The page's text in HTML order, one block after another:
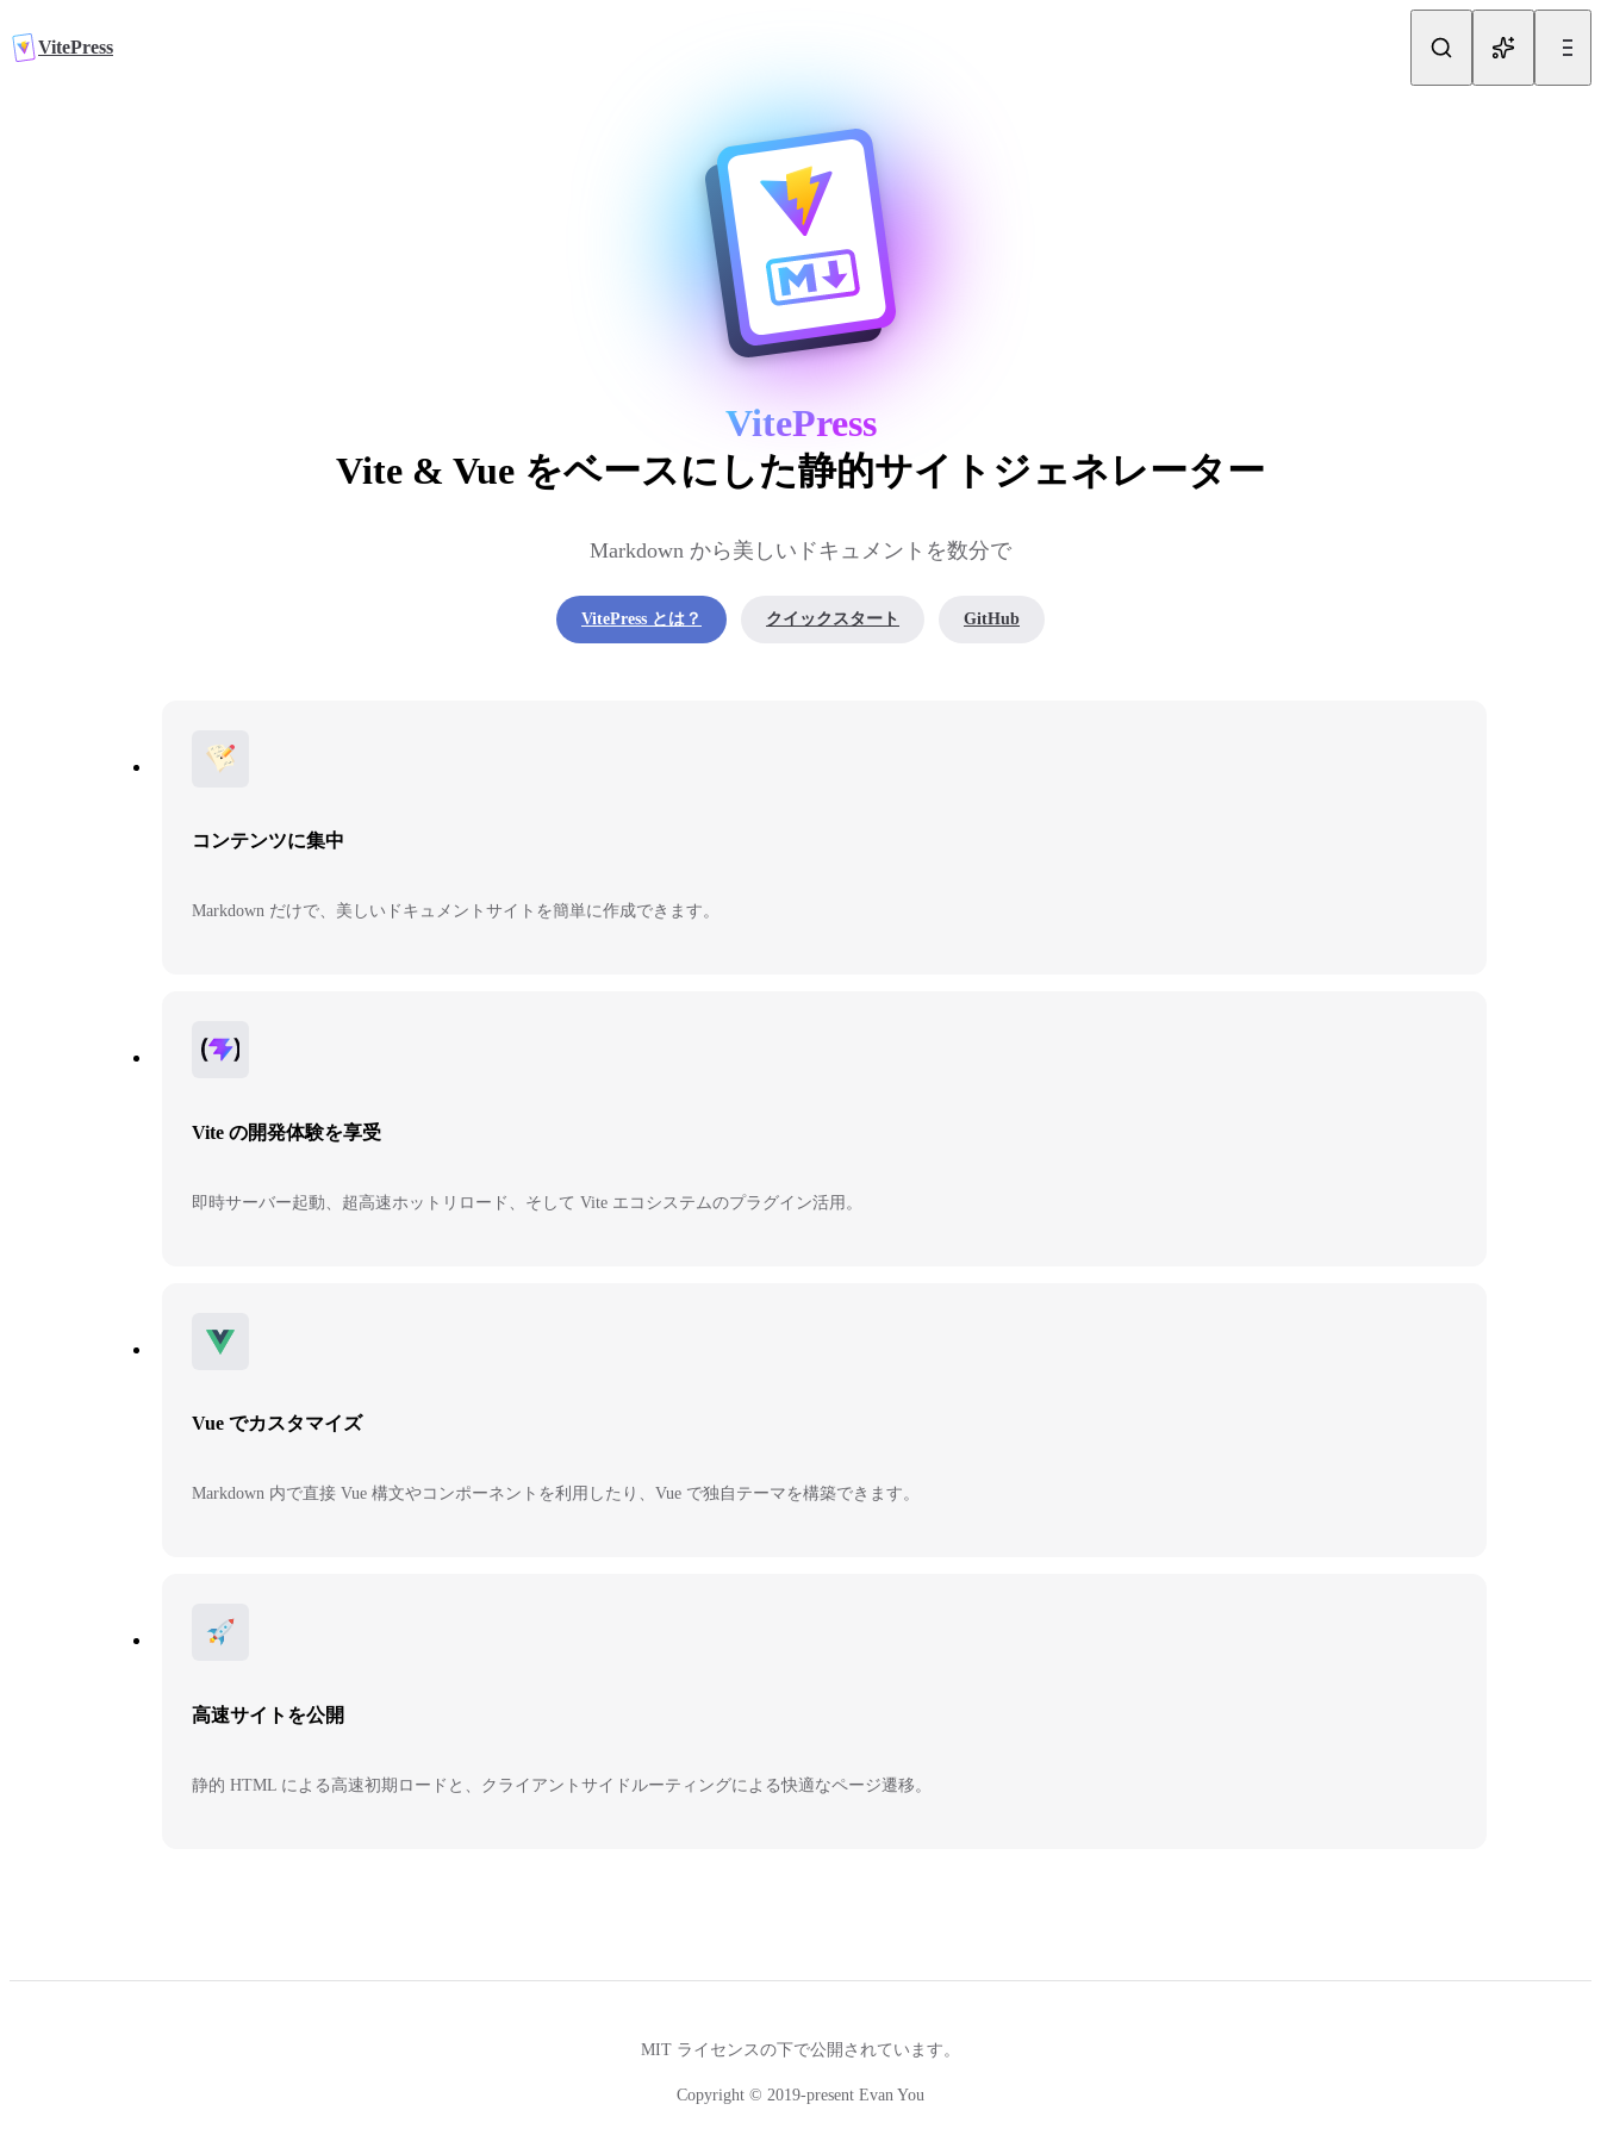
VitePress
VitePress
Vite & Vue をベースにした静的サイトジェネレーター
Markdown から美しいドキュメントを数分で
VitePress とは？ クイックスタート GitHub
コンテンツに集中
Markdown だけで、美しいドキュメントサイトを簡単に作成できます。
Vite の開発体験を享受
即時サーバー起動、超高速ホットリロード、そして Vite エコシステムのプラグイン活用。
Vue でカスタマイズ
Markdown 内で直接 Vue 構文やコンポーネントを利用したり、Vue で独自テーマを構築できます。
高速サイトを公開
静的 HTML による高速初期ロードと、クライアントサイドルーティングによる快適なページ遷移。
MIT ライセンスの下で公開されています。
Copyright © 2019-present Evan You